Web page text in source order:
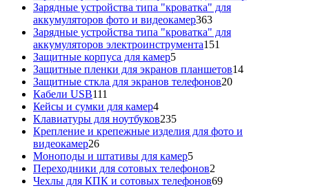
Зарядные устройства типа "кроватка" для
аккумуляторов фото и видеокамер363363
товара
Зарядные устройства типа "кроватка" для
аккумуляторов электроинструмента151
Защитные корпуса для камер55
товаров
Защитные пленки для экранов планшетов1414
Защитные сткла для экранов телефонов2020
Кабели USB111
товаров
Кейсы и сумки для камер44
товара
Клавиатуры для ноутбуков235235
товаров
Крепление и крепежные изделия для фото и
видеокамер2626
товаров
Моноподы и штативы для камер55
товаров
Переходники для сотовых телефонов2
товара
Чехлы для КПК и сотовых телефонов6969